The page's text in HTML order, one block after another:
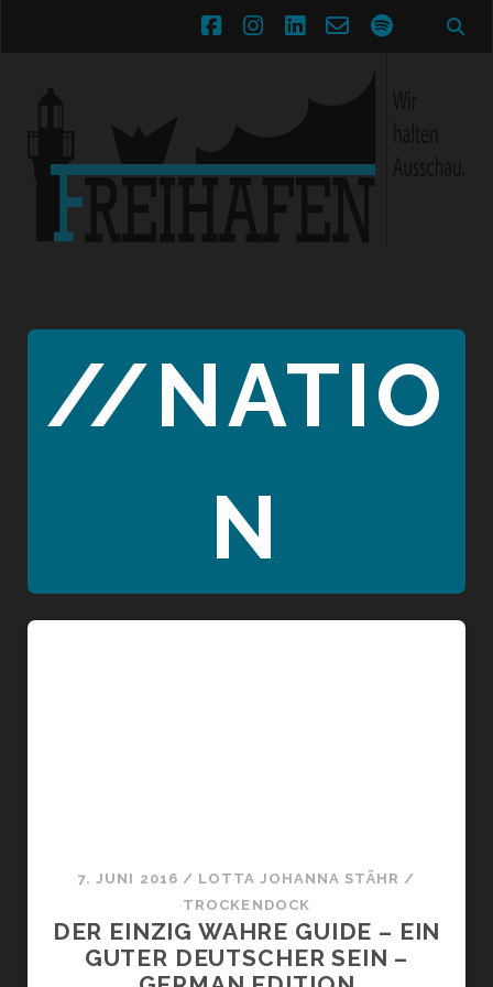
facebookinstagram
linkedin
email-spotify
//NATIO
N
7. JUNI 2016 / LOTTA JOHANNA STÄHR /
TROCKENDOCK
DER EINZIG WAHRE GUIDE – EIN
GUTER DEUTSCHER SEIN –